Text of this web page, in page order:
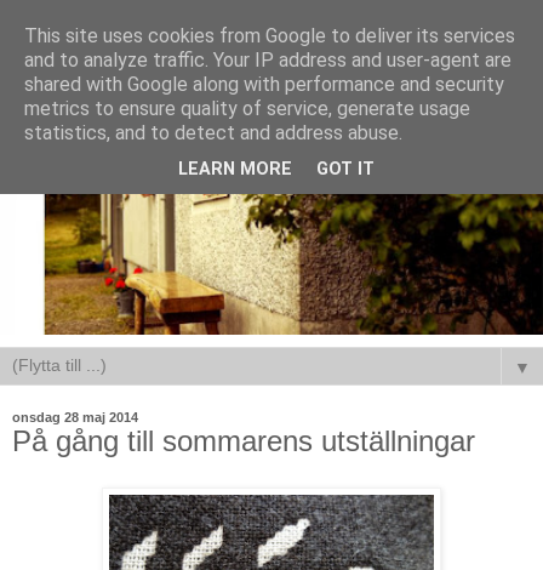
▼
onsdag 28 maj 2014
På gång till sommarens utställningar
This site uses cookies from Google to deliver its services
and to analyze traffic. Your IP address and user-agent are
shared with Google along with performance and security
metrics to ensure quality of service, generate usage
statistics, and to detect and address abuse.
LEARN MORE GOT IT